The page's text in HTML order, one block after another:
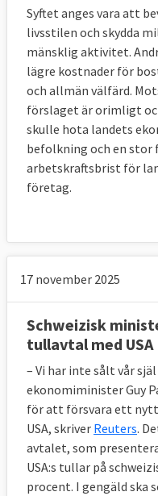
Syftet anges vara att
livsstilen och skydda
mänsklig aktivitet.
lägre kostnader för
och allmän välfärd.
förslaget är orimligt
skulle hota landets
befolkning och en stor
arbetskraftsbrist för
företag.
17 november 2025
Schweizisk
tullavtal med USA
– Vi har inte sålt vår
ekonomiminister Guy
för att försvara ett
USA, skriver Reuters.
avtalet, som
USA:s tullar på
procent. I gengäld ska